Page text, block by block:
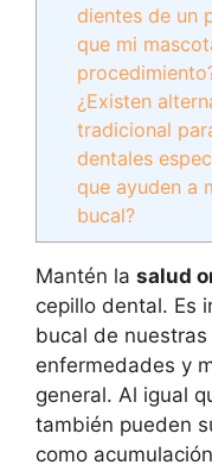
dientes de un
que mi
¿Existen
tradicional
dentales
que ayuden a
bucal?
Mantén la salud
cepillo dental. Es
bucal de
enfermedades y
general. Al igual
también pueden
como